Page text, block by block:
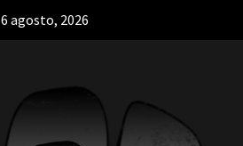
6 agosto, 2026